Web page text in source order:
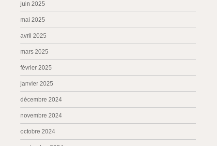
juin 2025
mai 2025
avril 2025
mars 2025
février 2025
janvier 2025
décembre 2024
novembre 2024
octobre 2024